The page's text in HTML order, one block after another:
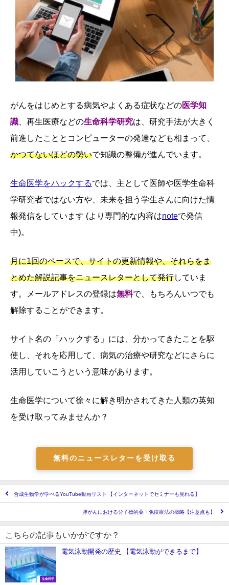
がんをはじめとする病気やよくある症状などの医学知
識 、再生医療などの生命科学研究は、研究手法が大きく
前進したこととコンピューターの発達なども相まって、
かつてないほどの勢いで知識の整備が進んでいます。
生命医学をハックするでは、主として医師や医学生命科
学研究者ではない方や、未来を担う学生さんに向けた情
報発信をしています (より専門的な内容はnoteで発信
中)。
月に1回のペースで、サイトの更新情報や、それらをま
とめた解説記事をニュースレターとして発行していま
す。メールアドレスの登録は無料で、もちろんいつでも
解除することができます。
サイト名の「ハックする」には、分かってきたことを駆
使し、それを応用して、病気の治療や研究などにさらに
活用していこうという意味があります。
生命医学について徐々に解き明かされてきた人類の英知
を受け取ってみませんか？
無料のニュースレターを受け取る
合成生物学が学べるYouTube動画リスト 【インターネットでセミナーも見れる】
肺がんにおける分子標的薬・免疫療法の概略【注意点も】
こちらの記事もいかがですか？
生命科学
電気泳動開発の歴史 【電気泳動ができるまで】